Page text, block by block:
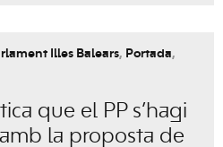
Illes Balears, Portada,
que el PP s’hagi
la proposta de